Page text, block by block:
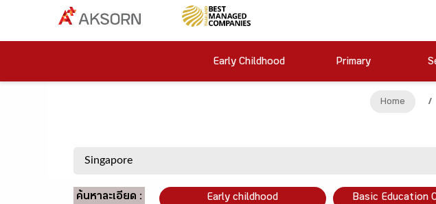
Early Childhood Primary
Home /
ค้นหาละเอียด : Early childhood Basic Education